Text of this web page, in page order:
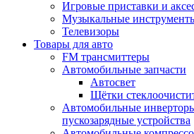
Игровые приставки и
Музыкальные
Телевизоры
Товары для авто
FM трансмиттеры
Автомобильные запчасти
Автосвет
Щётки
Автомобильные
пускозарядные устройства